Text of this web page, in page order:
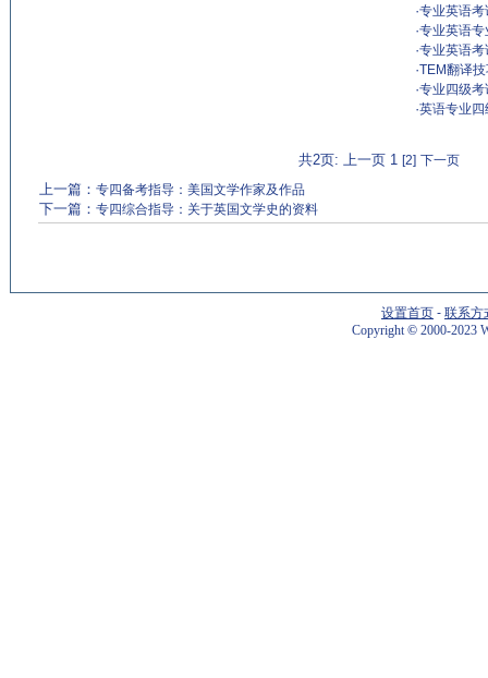
·专业英语
·专业英语
·专业英语
·TEM翻译
·专业四级
·英语专业
共2页: 上一页 1 [2] 下一页
上一篇： 专四备考指导：美国文学作家及作品
下一篇： 专四综合指导：关于英国文学史的资料
设置首页 - 联系方
Copyright©2000-2023